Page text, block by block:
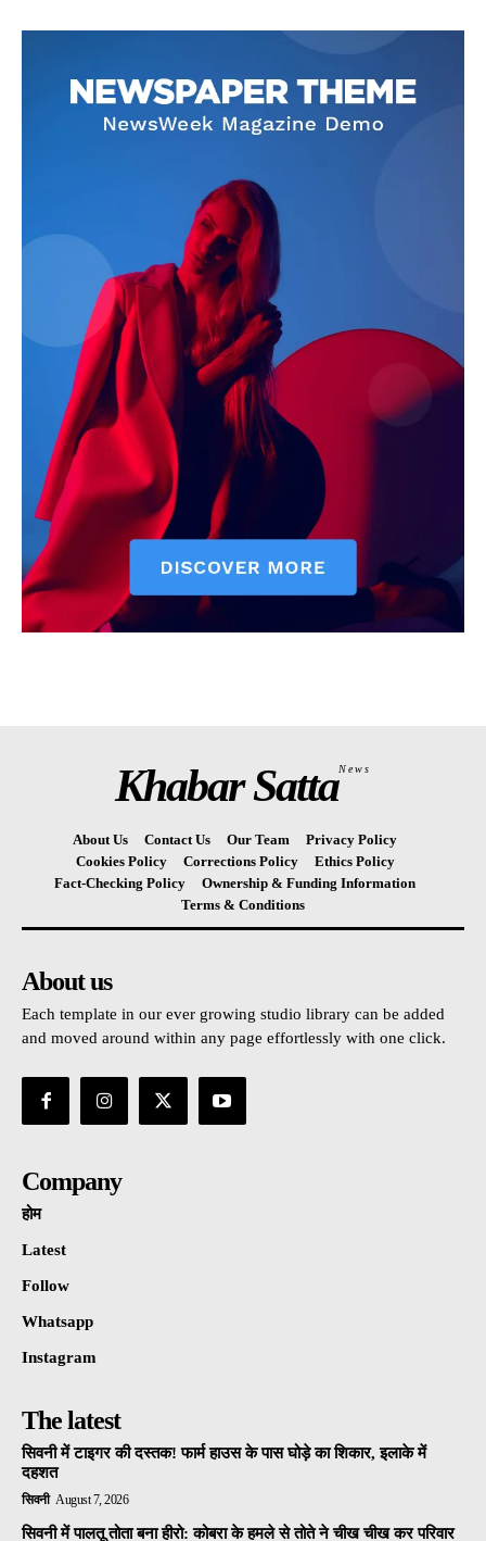
Khabar SattaNews
About Us Contact Us Our Team
Privacy Policy
Cookies Policy
Corrections Policy
Ethics Policy
Fact-Checking Policy
Ownership & Funding Information
Terms & Conditions
About us
Each template in our ever growing studio library can be added
and moved around within any page effortlessly with one click.
Company
होम
Latest
Follow
Whatsapp
Instagram
The latest
सिवनी में टाइगर की दस्तक! फार्म हाउस के पास घोड़े का शिकार, इलाके में
दहशत
सिवनी August 7, 2026
सिवनी में पालतू तोता बना हीरो: कोबरा के हमले से तोते ने चीख चीख कर परिवार